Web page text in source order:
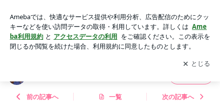
2期オフィシャルブログ Powered by Ameba
アプリをダウンロードして ブログの更新通知
を受け取りまし
ょう。
開く
前の記事へ 一覧 次の記事へ